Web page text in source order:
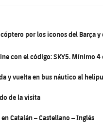
por los iconos del Barça y
con el código: SKY5. Mínimo 4
y vuelta en bus náutico al
de la visita
Catalán – Castellano – Inglés